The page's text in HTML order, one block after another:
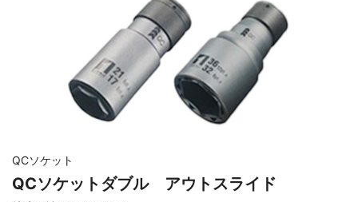
QCソケット
QCソケットダブル アウトスライド